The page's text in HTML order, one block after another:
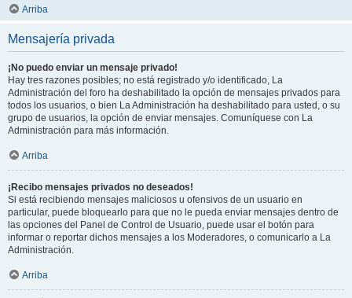
Arriba
Mensajería privada
¡No puedo enviar un mensaje privado!
Hay tres razones posibles; no está registrado y/o identificado, La
Administración del foro ha deshabilitado la opción de mensajes privados para
todos los usuarios, o bien La Administración ha deshabilitado para usted, o su
grupo de usuarios, la opción de enviar mensajes. Comuníquese con La
Administración para más información.
Arriba
¡Recibo mensajes privados no deseados!
Si está recibiendo mensajes maliciosos u ofensivos de un usuario en
particular, puede bloquearlo para que no le pueda enviar mensajes dentro de
las opciones del Panel de Control de Usuario, puede usar el botón para
informar o reportar dichos mensajes a los Moderadores, o comunicarlo a La
Administración.
Arriba